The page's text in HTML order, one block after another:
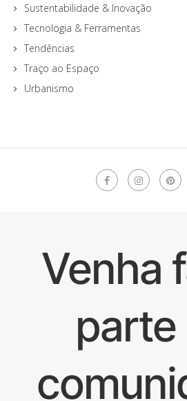
Sustentabilidade & Inovação
Tecnologia & Ferramentas
Tendências
Traço ao Espaço
Urbanismo
Venha
parte